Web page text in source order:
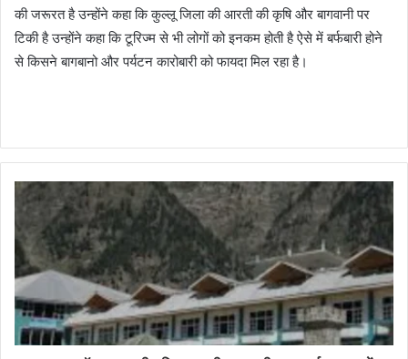
की जरूरत है उन्होंने कहा कि कुल्लू जिला की आरती की कृषि और बागवानी पर
टिकी है उन्होंने कहा कि टूरिज्म से भी लोगों को इनकम होती है ऐसे में बर्फबारी होने
से किसने बागबानो और पर्यटन कारोबारी को फायदा मिल रहा है।